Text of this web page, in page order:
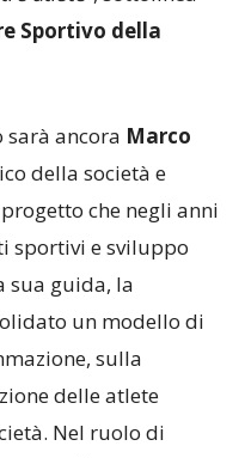
atlete”
, sottolinea
Sportivo della
ancora
che negli anni
sportivi e sviluppo
sua guida, la
sulla